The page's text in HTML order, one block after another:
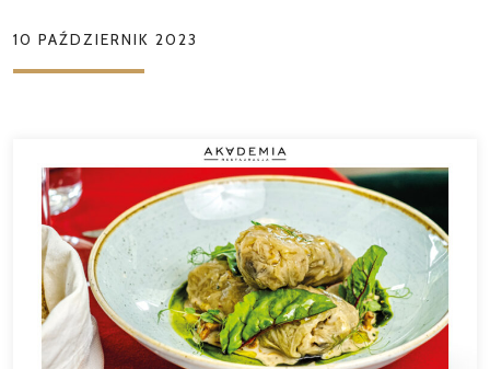
10 PAŹDZIERNIK 2023